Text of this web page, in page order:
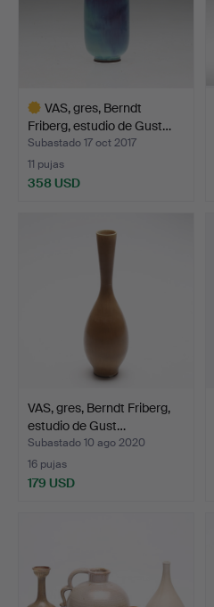
VAS, gres, Berndt
Friberg, estudio de Gust…
Subastado 17 oct 2017
11 pujas
358 USD
VAS, gres, Berndt Friberg,
estudio de Gust…
Subastado 10 ago 2020
16 pujas
179 USD